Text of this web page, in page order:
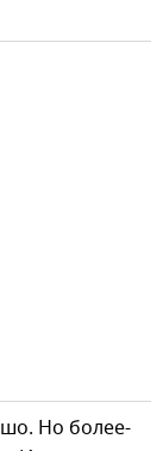
Но более-